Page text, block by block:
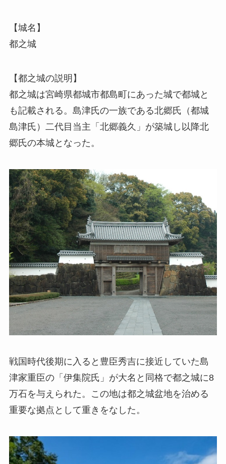
【城名】
都之城
【都之城の説明】
都之城は宮崎県都城市都島町にあった城で都城と
も記載される。島津氏の一族である北郷氏（都城
島津氏）二代目当主「北郷義久」が築城し以降北
郷氏の本城となった。
戦国時代後期に入ると豊臣秀吉に接近していた島
津家重臣の「伊集院氏」が大名と同格で都之城に8
万石を与えられた。この地は都之城盆地を治める
重要な拠点として重きをなした。